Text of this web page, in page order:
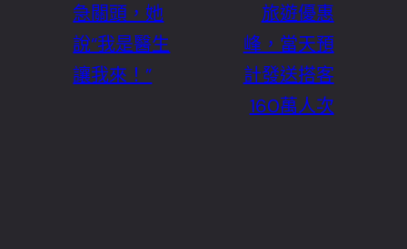
急關頭，她
說“我是醫生
讓我來！”
旅遊優惠
峰，當天預
計發送搭客
160萬人次